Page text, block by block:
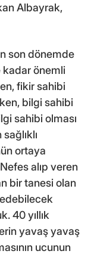
Albayrak,
son dönemde
kadar önemli
fikir sahibi
bilgi sahibi
sahibi olması
ortaya
alıp veren
bir tanesi olan
40 yıllık
yavaş yavaş
ucunun